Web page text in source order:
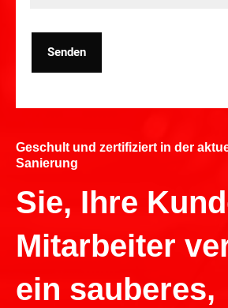
Senden
Geschult und zertifiziert in der
Sanierung
Sie, Ihre
Mitarbeiter
ein sauberes,